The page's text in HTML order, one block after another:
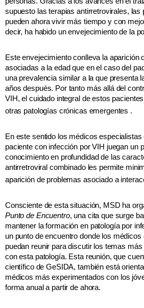
supuesto las terapias antirretrovirales, las
pueden ahora vivir más tiempo y con
decir, ha habido un envejecimiento de la
Este envejecimiento conlleva la aparición
asociadas a la edad que en el caso del
una prevalencia similar a la que presenta
años después. Por tanto más allá del
VIH, el cuidado integral de estos
otras patologías crónicas emergentes .
En este sentido los médicos especialistas
paciente con infección por VIH juegan un
conocimiento en profundidad de las
antirretroviral combinado les permite
aparición de problemas asociado a
Consciente de esta situación, MSD ha
Punto de Encuentro, una cita que surge
mantener la formación en patología por
un punto de encuentro donde los
puedan reunir para discutir los temas
con esta patología. Esta reunión, que
científico de GeSIDA, también está
médicos más experimentados con los
forma anual a partir de ahora.